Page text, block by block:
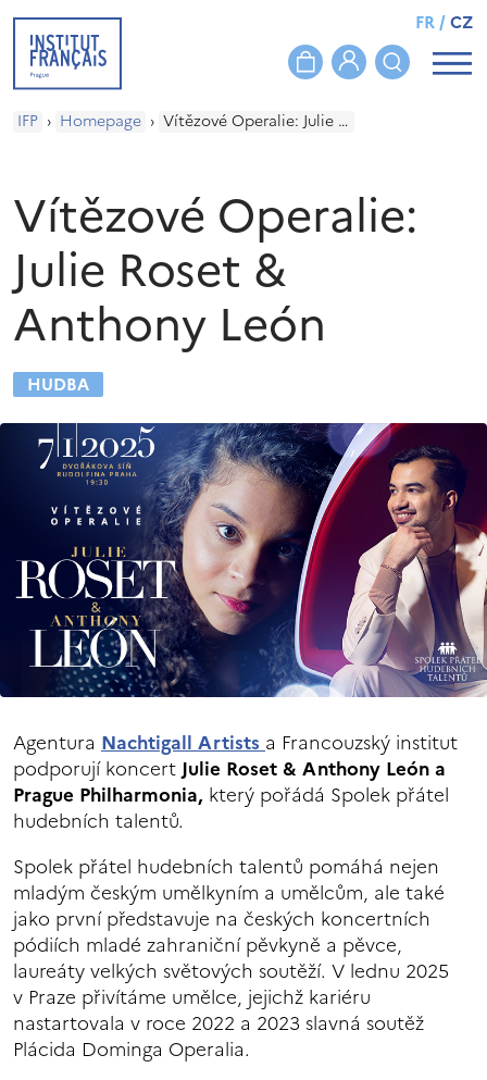
FR/CZ
IFP › Homepage › Vítězové Operalie: Julie Roset & Anthony León
Vítězové Operalie:
Julie Roset &
Anthony León
HUDBA
Agentura Nachtigall Artists a Francouzský institut
podporují koncertJulie Roset & Anthony León a
Prague Philharmonia, který pořádá Spolek přátel
hudebních talentů.
Spolek přátel hudebních talentů pomáhá nejen
mladým českým umělkyním a umělcům, ale také
jako první představuje na českých koncertních
pódiích mladé zahraniční pěvkyně a pěvce,
laureáty velkých světových soutěží. V lednu 2025
v Praze přivítáme umělce, jejichž kariéru
nastartovala v roce 2022 a 2023 slavná soutěž
Plácida Dominga Operalia.